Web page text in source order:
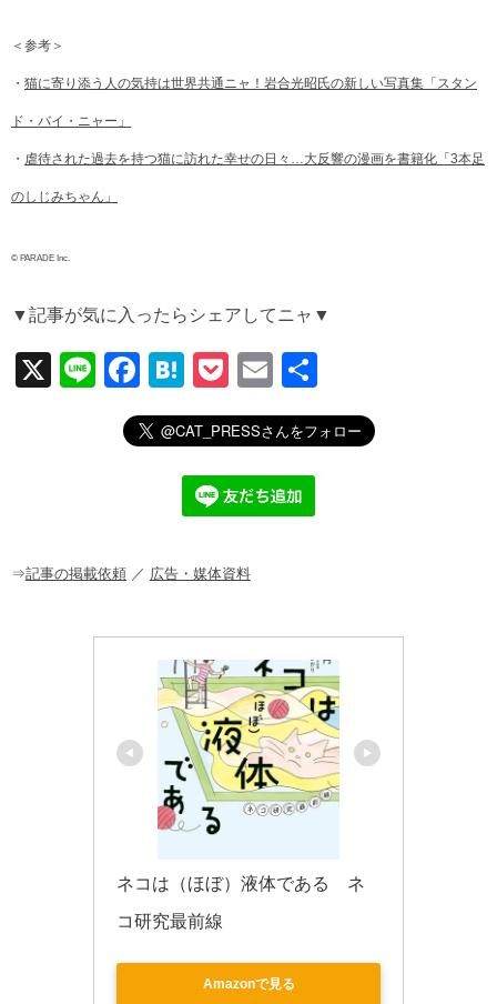
＜参考＞
・ 猫に寄り添う人の気持は世界共通ニャ！岩合光昭氏の新しい写真集「スタン
ド・バイ・ニャー」
・ 虐待された過去を持つ猫に訪れた幸せの日々…大反響の漫画を書籍化「3本足
のしじみちゃん」
© PARADE Inc.
▼記事が気に入ったらシェアしてニャ▼
X
Li
F
a
c
o
H
at
e
n
a
P
o
ck
et
E
m
ail
有
⇒記事の掲載依頼 ／ 広告・媒体資料
ネコは（ほぼ）液体である　ネ
コ研究最前線
Amazonで見る